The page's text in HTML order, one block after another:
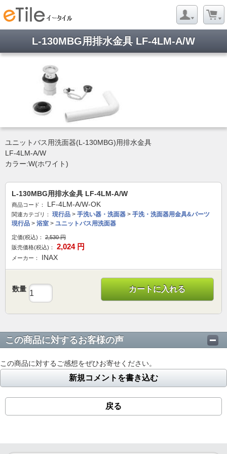
L-130MBG用排水金具 LF-4LM-A/W
ユニットバス用洗面器(L-130MBG)用排水金具
LF-4LM-A/W
カラー:W(ホワイト)
L-130MBG用排水金具 LF-4LM-A/W
商品コード： LF-4LM-A/W-OK
関連カテゴリ： 現行品 > 手洗い器・洗面器 > 手洗・洗面器用金具&パーツ
現行品 > 浴室 > ユニットバス用洗面器
定価(税込)： 2,530円
販売価格(税込)：
2,024 円
メーカー： INAX
数量 カートに入れる
この商品に対するお客様の声
この商品に対するご感想をぜひお寄せください。
新規コメントを書き込む
戻る